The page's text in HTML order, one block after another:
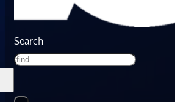
Search